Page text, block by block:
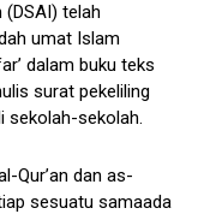
(DSAI) telah
umat Islam
dalam buku teks
surat pekeliling
sekolah-sekolah.
Qur’an dan as-
sesuatu samaada